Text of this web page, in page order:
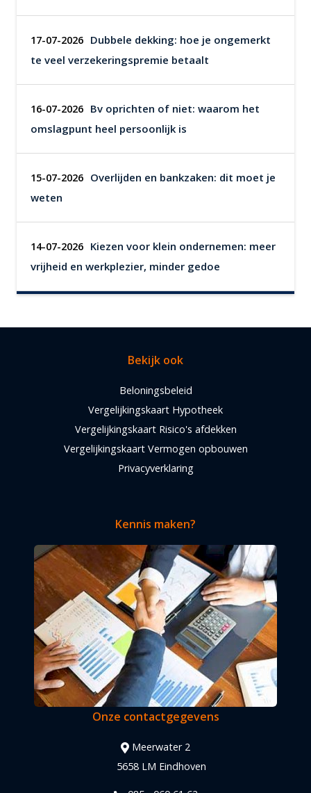
17-07-2026 Dubbele dekking: hoe je ongemerkt
te veel verzekeringspremie betaalt
16-07-2026 Bv oprichten of niet: waarom het
omslagpunt heel persoonlijk is
15-07-2026 Overlijden en bankzaken: dit moet je
weten
14-07-2026 Kiezen voor klein ondernemen: meer
vrijheid en werkplezier, minder gedoe
Bekijk ook
Beloningsbeleid
Vergelijkingskaart Hypotheek
Vergelijkingskaart Risico's afdekken
Vergelijkingskaart Vermogen opbouwen
Privacyverklaring
Kennis maken?
Onze contactgegevens
Meerwater 2
5658 LM Eindhoven